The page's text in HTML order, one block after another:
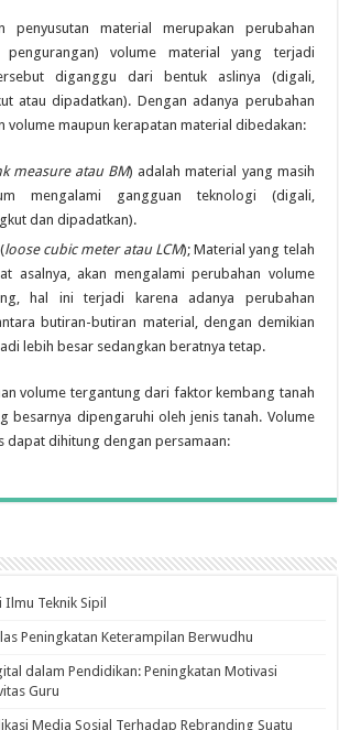
penyusutan material merupakan perubahan
pengurangan) volume material yang terjadi
diganggu dari bentuk aslinya (digali,
atau dipadatkan). Dengan adanya perubahan
volume maupun kerapatan material dibedakan:
measure atau BM) adalah material yang masih
mengalami gangguan teknologi (digali,
dan dipadatkan).
loose cubic meter atau LCM); Material yang telah
asalnya, akan mengalami perubahan volume
hal ini terjadi karena adanya perubahan
butiran-butiran material, dengan demikian
lebih besar sedangkan beratnya tetap.
volume tergantung dari faktor kembang tanah
besarnya dipengaruhi oleh jenis tanah. Volume
dapat dihitung dengan persamaan:
Teknik Sipil
Peningkatan Keterampilan Berwudhu
dalam Pendidikan: Peningkatan Motivasi
Guru
Media Sosial Terhadap Rebranding Suatu